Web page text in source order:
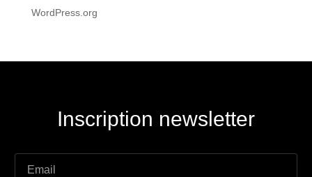
WordPress.org
Inscription newsletter